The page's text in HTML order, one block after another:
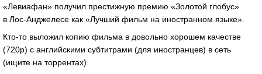
«Левиафан» получил престижную премию «Золотой глобус»
в Лос-Анджелесе как «Лучший фильм на иностранном языке».
Кто-то выложил копию фильма в довольно хорошем качестве
(720p) с английскими субтитрами (для иностранцев) в сеть
(ищите на торрентах).